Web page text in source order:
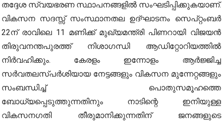
തദ്ദേശ സ്വയഭരണ സ്ഥാപനങ്ങളിൽ സംഘടിപ്പിക്കുകയാണ്.
വികസന സദസ്സ് സംസ്ഥാനതല ഉദ്ഘാടനം സെപ്റ്റംബർ
22ന് രാവിലെ 11 മണിക്ക് മുഖ്യമന്ത്രി പിണറായി വിജയൻ
തിരുവനന്തപുരത്ത് നിശാഗന്ധി ആഡിറ്റോറിയത്തിൽ
നിർവഹിക്കും. കേരളം ഇന്നോളം ആർജ്ജിച്ച
സർവതലസ്പർശിയായ നേട്ടങ്ങളും വികസന മുന്നേറ്റങ്ങളും
സംബന്ധിച്ച് പൊതുസമൂഹത്തെ
ബോധ്യപ്പെടുത്തുന്നതിനും നാടിന്റെ ഇനിയുള്ള
വികസനഗതി തീരുമാനിക്കുന്നതിന് ജനങ്ങളുടെ